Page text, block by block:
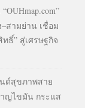
สามย่าน เชื่อม
ธิ์” สู่เศรษฐกิจ
นด์สุขภาพสาย
าญไขมัน กระแส